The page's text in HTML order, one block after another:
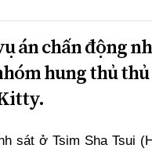
án chấn động
hung thủ
sát ở Tsim Sha Tsui